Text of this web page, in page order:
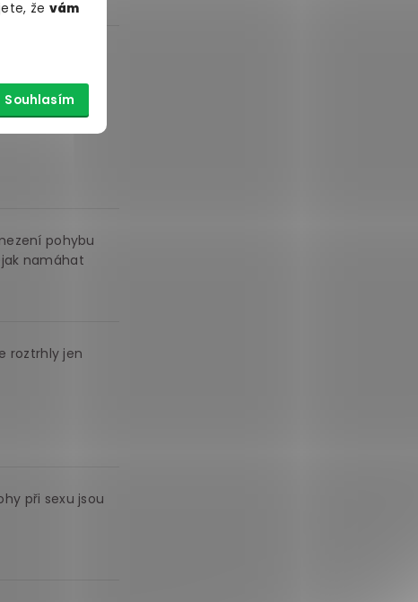
že vám
Souhlasím
je za jiné,
nastavit tak
pohybu
namáhat
roztrhly jen
při sexu jsou